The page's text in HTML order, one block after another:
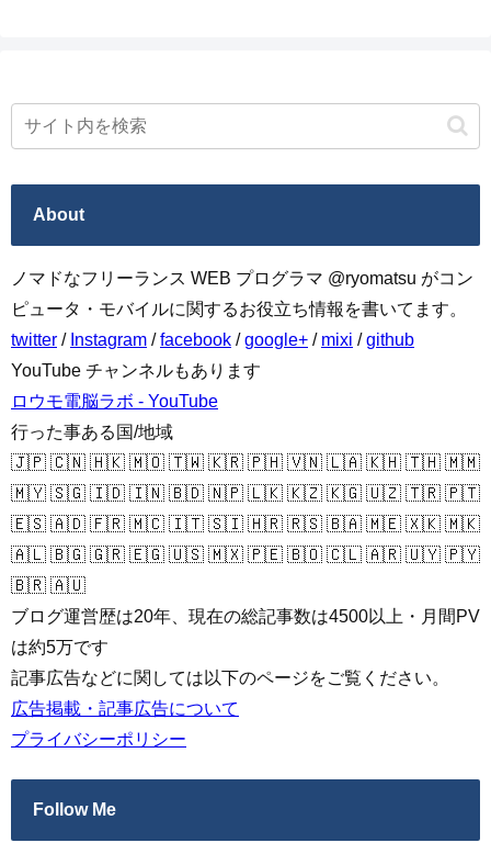
About
ノマドなフリーランス WEB プログラマ @ryomatsu がコン
ピュータ・モバイルに関するお役立ち情報を書いてます。
twitter / Instagram /facebook /google+ / mixi /github
YouTube チャンネルもあります
ロウモ電脳ラボ - YouTube
行った事ある国/地域
🇯🇵 🇨🇳 🇭🇰 🇲🇴 🇹🇼 🇰🇷 🇵🇭 🇻🇳 🇱🇦 🇰🇭 🇹🇭 🇲🇲
🇲🇾 🇸🇬 🇮🇩 🇮🇳 🇧🇩 🇳🇵 🇱🇰 🇰🇿 🇰🇬 🇺🇿 🇹🇷 🇵🇹
🇪🇸 🇦🇩 🇫🇷 🇲🇨 🇮🇹 🇸🇮 🇭🇷 🇷🇸 🇧🇦 🇲🇪 🇽🇰 🇲🇰
🇦🇱 🇧🇬 🇬🇷 🇪🇬 🇺🇸 🇲🇽 🇵🇪 🇧🇴 🇨🇱 🇦🇷 🇺🇾 🇵🇾
🇧🇷 🇦🇺
ブログ運営歴は20年、現在の総記事数は4500以上・月間PV
は約5万です
記事広告などに関しては以下のページをご覧ください。
広告掲載・記事広告について
プライバシーポリシー
Follow Me